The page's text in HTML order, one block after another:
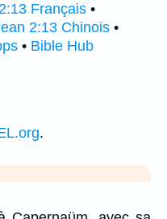
Français •
2:13 Chinois •
• Bible Hub
.